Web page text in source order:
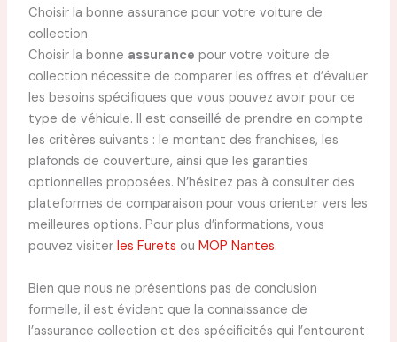
Choisir la bonne assurance pour votre voiture de
collection
Choisir la bonne assurance pour votre voiture de
collection nécessite de comparer les offres et d’évaluer
les besoins spécifiques que vous pouvez avoir pour ce
type de véhicule. Il est conseillé de prendre en compte
les critères suivants : le montant des franchises, les
plafonds de couverture, ainsi que les garanties
optionnelles proposées. N’hésitez pas à consulter des
plateformes de comparaison pour vous orienter vers les
meilleures options. Pour plus d’informations, vous
pouvez visiter les Furets ou MOP Nantes.
Bien que nous ne présentions pas de conclusion
formelle, il est évident que la connaissance de
l’assurance collection et des spécificités qui l’entourent